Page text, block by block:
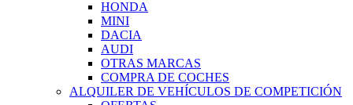
HONDA
MINI
DACIA
AUDI
OTRAS MARCAS
COMPRA DE COCHES
ALQUILER DE VEHÍCULOS DE COMPETICIÓN